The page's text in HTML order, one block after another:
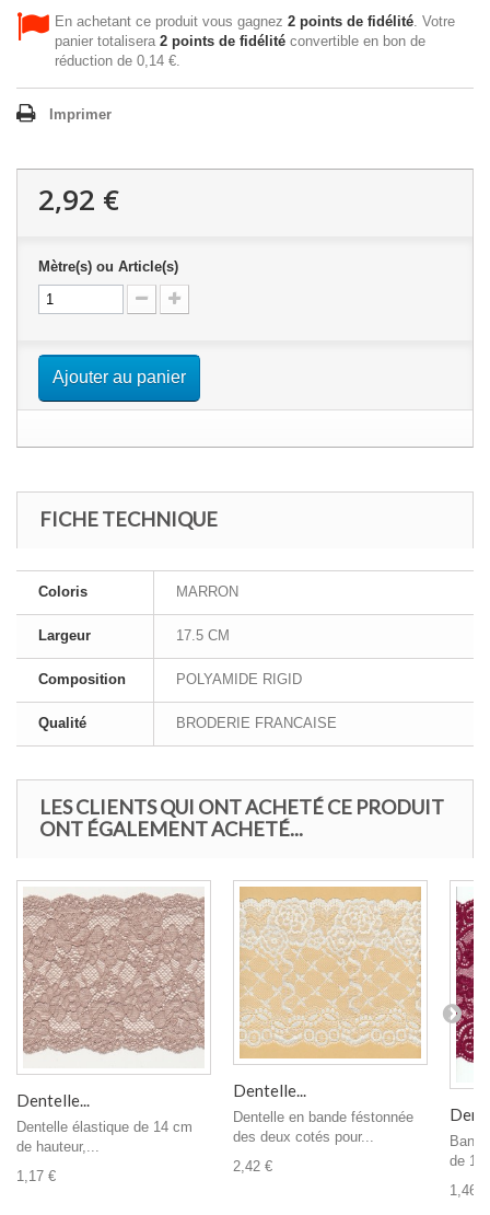
En achetant ce produit vous gagnez 2 points de fidélité. Votre
panier totalisera 2 points de fidélité convertible en bon de
réduction de 0,14 €.
Imprimer
2,92 €
Mètre(s) ou Article(s)
Ajouter au panier
FICHE TECHNIQUE
Coloris MARRON
Largeur 17.5 CM
Composition POLYAMIDE RIGID
Qualité BRODERIE FRANCAISE
LES CLIENTS QUI ONT ACHETÉ CE PRODUIT
ONT ÉGALEMENT ACHETÉ...
Dentelle...
Dentelle élastique de 14 cm
de hauteur,...
1,17 €
Dentelle...
Dentelle en bande féstonnée
des deux cotés pour...
2,42 €
de
1,46 €